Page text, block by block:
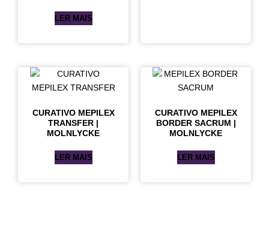
LER MAIS
CURATIVO MEPILEX
TRANSFER |
MOLNLYCKE
LER MAIS
CURATIVO MEPILEX
BORDER SACRUM |
MOLNLYCKE
LER MAIS